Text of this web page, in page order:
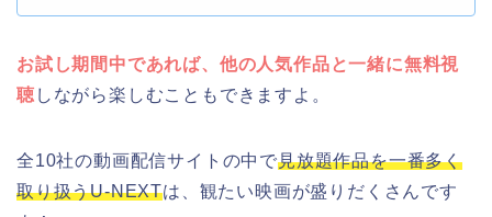
お試し期間中であれば、他の人気作品と一緒に無料視
聴 しながら楽しむこともできますよ。
全10社の動画配信サイトの中で見放題作品を一番多く
取り扱うU-NEXTは、観たい映画が盛りだくさんです